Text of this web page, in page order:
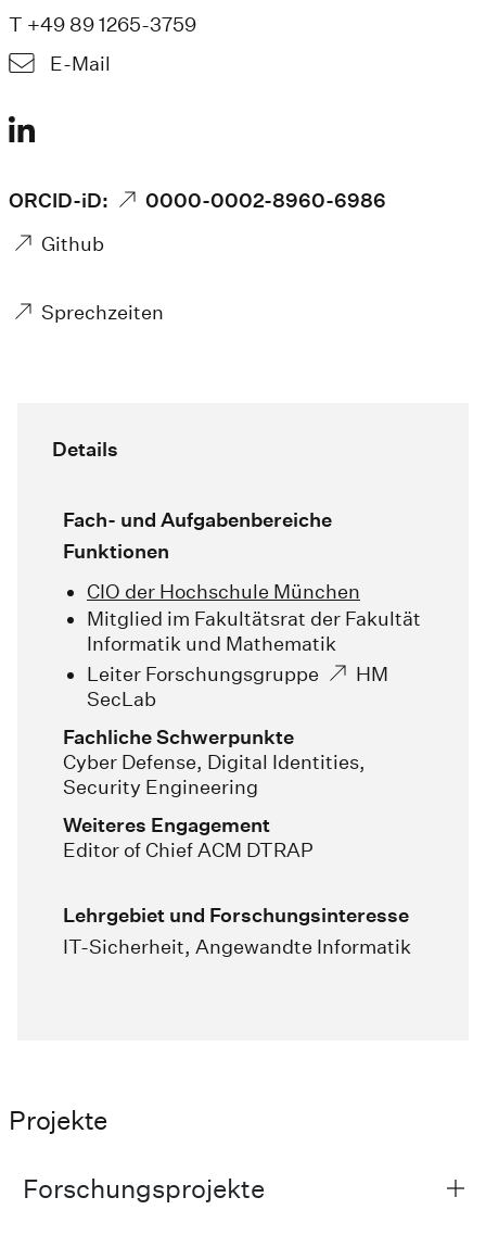
T +49 89 1265-3759
E-Mail
ORCID-iD:
0000-0002-8960-6986
Github
Sprechzeiten
Details
Fach- und Aufgabenbereiche
Funktionen
CIO der Hochschule München
Mitglied im Fakultätsrat der Fakultät
Informatik und Mathematik
Leiter Forschungsgruppe
HM
SecLab
Fachliche Schwerpunkte
Cyber Defense, Digital Identities,
Security Engineering
Weiteres Engagement
Editor of Chief ACM DTRAP
Lehrgebiet und Forschungsinteresse
IT-Sicherheit, Angewandte Informatik
Projekte
Forschungsprojekte